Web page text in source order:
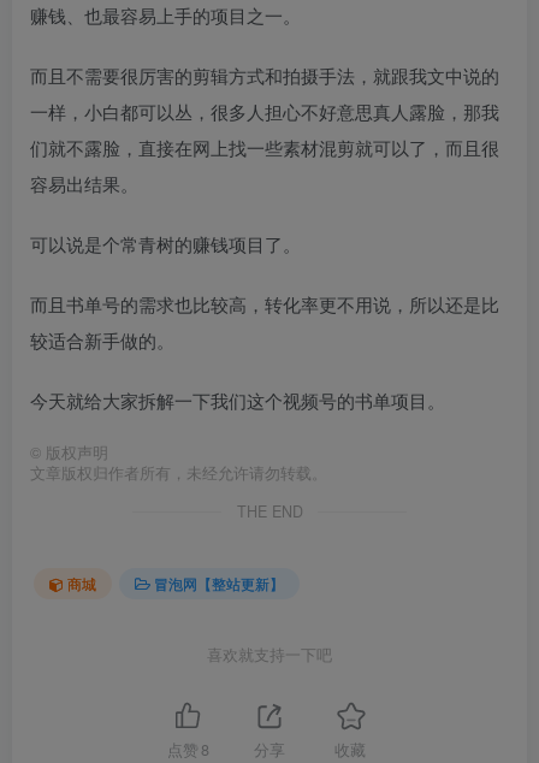
赚钱、也最容易上手的项目之一。
而且不需要很厉害的剪辑方式和拍摄手法，就跟我文中说的
一样，小白都可以丛，很多人担心不好意思真人露脸，那我
们就不露脸，直接在网上找一些素材混剪就可以了，而且很
容易出结果。
可以说是个常青树的赚钱项目了。
而且书单号的需求也比较高，转化率更不用说，所以还是比
较适合新手做的。
今天就给大家拆解一下我们这个视频号的书单项目。
© 版权声明
文章版权归作者所有，未经允许请勿转载。
THE END
商城 冒泡网【整站更新】
喜欢就支持一下吧
点赞 8 分享 收藏